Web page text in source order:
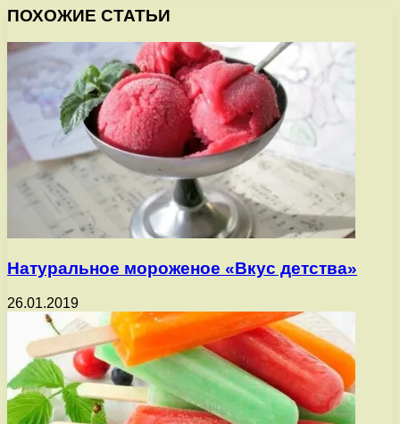
ПОХОЖИЕ СТАТЬИ
Натуральное мороженое «Вкус детства»
26.01.2019